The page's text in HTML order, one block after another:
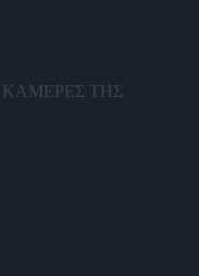
ΚΑΜΕΡΕΣ ΤΗΣ